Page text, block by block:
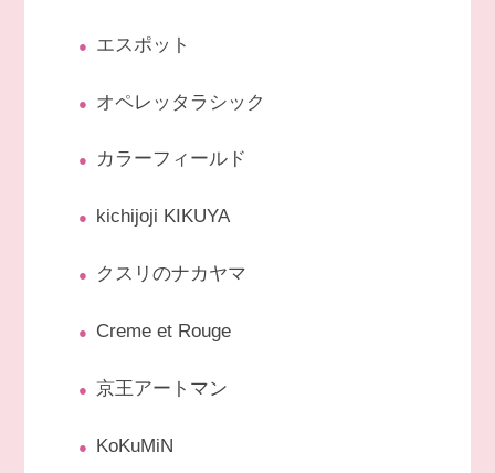
エスポット
オペレッタラシック
カラーフィールド
kichijoji KIKUYA
クスリのナカヤマ
Creme et Rouge
京王アートマン
KoKuMiN